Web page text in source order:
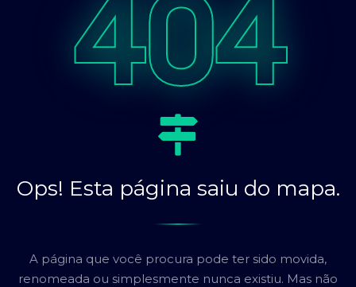
404
Ops! Esta página saiu do mapa.
A página que você procura pode ter sido movida,
renomeada ou simplesmente nunca existiu. Mas não